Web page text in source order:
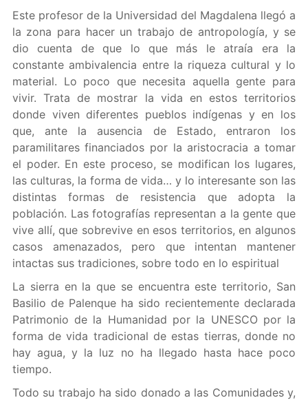
Este profesor de la Universidad del Magdalena llegó a
la zona para hacer un trabajo de antropología, y se
dio cuenta de que lo que más le atraía era la
constante ambivalencia entre la riqueza cultural y lo
material. Lo poco que necesita aquella gente para
vivir. Trata de mostrar la vida en estos territorios
donde viven diferentes pueblos indígenas y en los
que, ante la ausencia de Estado, entraron los
paramilitares financiados por la aristocracia a tomar
el poder. En este proceso, se modifican los lugares,
las culturas, la forma de vida… y lo interesante son las
distintas formas de resistencia que adopta la
población. Las fotografías representan a la gente que
vive allí, que sobrevive en esos territorios, en algunos
casos amenazados, pero que intentan mantener
intactas sus tradiciones, sobre todo en lo espiritual
La sierra en la que se encuentra este territorio, San
Basilio de Palenque ha sido recientemente declarada
Patrimonio de la Humanidad por la UNESCO por la
forma de vida tradicional de estas tierras, donde no
hay agua, y la luz no ha llegado hasta hace poco
tiempo.
Todo su trabajo ha sido donado a las Comunidades y,